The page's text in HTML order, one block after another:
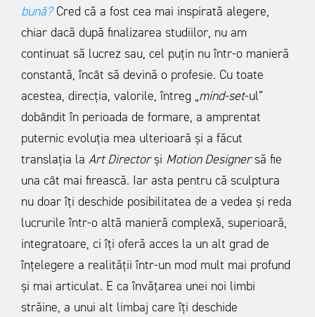
bună? Cred că a fost cea mai inspirată alegere,
chiar dacă după finalizarea studiilor, nu am
continuat să lucrez sau, cel puțin nu într-o manieră
constantă, încât să devină o profesie. Cu toate
acestea, direcția, valorile, întreg „mind-set-ul”
dobândit în perioada de formare, a amprentat
puternic evoluția mea ulterioară și a făcut
translația la Art Directorși Motion Designersă fie
una cât mai firească. Iar asta pentru că sculptura
nu doar îți deschide posibilitatea de a vedea și reda
lucrurile într-o altă manieră complexă, superioară,
integratoare, ci îți oferă acces la un alt grad de
înțelegere a realității într-un mod mult mai profund
și mai articulat. E ca învățarea unei noi limbi
străine, a unui alt limbaj care îți deschide